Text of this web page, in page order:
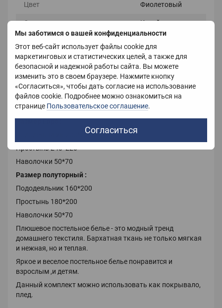
Мы заботимся о вашей конфиденциальности
Этот веб-сайт использует файлы cookie для
маркетинговых и статистических целей, а также для
безопасной и надежной работы сайта. Вы можете
изменить это в своем браузере. Нажмите кнопку
«Согласиться», чтобы дать согласие на использование
файлов cookie. Подробнее можно ознакомиться на
странице Пользовательское соглашение.
Согласиться
Цвет Фиолетовый
Страна-производитель Китай
Описание
Плюшевое постельное белье (велюровое) из
микрофибры
Пододеяльник 200*220
Простынь 240*220
Наволочки 50*70
Размер полуторный :
Пододеяльник 160*200
Простынь 180*200
Наволочки 50*70
Плюшевое постельное белье - это модный тренд
домашнего текстиля. Бархатная ткань не только мягкая
и нежная, но и теплая.
Яркое и веселое постельное белье понравится и
взрослым ,и детям.
Данный комплект можно использовать как покрывало,
плед.